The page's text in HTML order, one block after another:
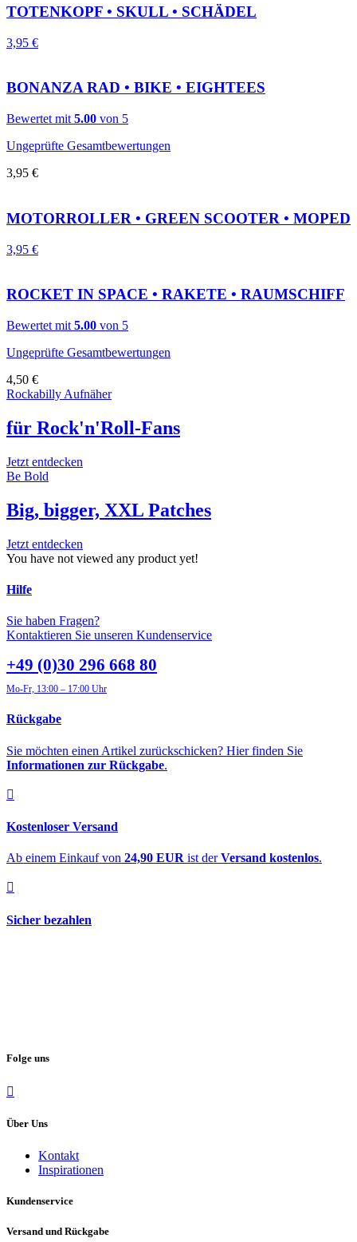
TOTENKOPF • SKULL • SCHÄDEL
3,95 €
BONANZA RAD • BIKE • EIGHTEES
Bewertet mit 5.00 von 5
Ungeprüfte Gesamtbewertungen
3,95 €
MOTORROLLER • GREEN SCOOTER • MOPED
3,95 €
ROCKET IN SPACE • RAKETE • RAUMSCHIFF
Bewertet mit 5.00 von 5
Ungeprüfte Gesamtbewertungen
4,50 €
Rockabilly Aufnäher
für Rock'n'Roll-Fans
Jetzt entdecken
Be Bold
Big, bigger, XXL Patches
Jetzt entdecken
You have not viewed any product yet!
Hilfe
Sie haben Fragen?
Kontaktieren Sie unseren Kundenservice
+49 (0)30 296 668 80
Mo-Fr, 13:00 – 17:00 Uhr
Rückgabe
Sie möchten einen Artikel zurückschicken? Hier finden Sie
Informationen zur Rückgabe.
Kostenloser Versand
Ab einem Einkauf von 24,90 EUR ist derVersand kostenlos.
Sicher bezahlen
Folge uns
Über Uns
Kontakt
Inspirationen
Kundenservice
Versand und Rückgabe